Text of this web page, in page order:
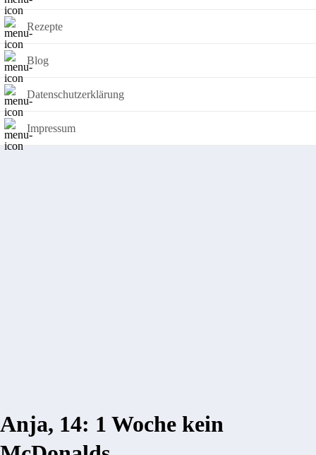
Rezepte
Blog
Datenschutzerklärung
Impressum
Anja, 14: 1 Woche kein